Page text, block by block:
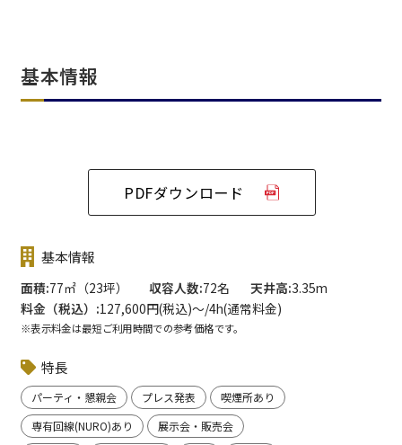
基本情報
PDFダウンロード
基本情報
面積 77㎡（23坪） 収容人数 72名 天井高 3.35m
料金（税込）
127,600円(税込)〜/4h(通常料金)
※表示料金は最短ご利用時間での参考価格です。
特長
パーティ・懇親会 プレス発表
喫煙所あり
専有回線(NURO)あり
展示会・販売会